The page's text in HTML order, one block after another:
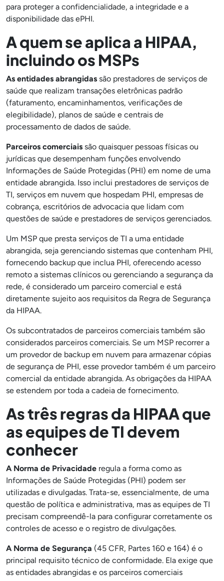
para proteger a confidencialidade, a integridade e a
disponibilidade das ePHI.
A quem se aplica a HIPAA,
incluindo os MSPs
As entidades abrangidas são prestadores de serviços de
saúde que realizam transações eletrônicas padrão
(faturamento, encaminhamentos, verificações de
elegibilidade), planos de saúde e centrais de
processamento de dados de saúde.
Parceiros comerciais são quaisquer pessoas físicas ou
jurídicas que desempenham funções envolvendo
Informações de Saúde Protegidas (PHI) em nome de uma
entidade abrangida. Isso inclui prestadores de serviços de
TI, serviços em nuvem que hospedam PHI, empresas de
cobrança, escritórios de advocacia que lidam com
questões de saúde e prestadores de serviços gerenciados.
Um MSP que presta serviços de TI a uma entidade
abrangida, seja gerenciando sistemas que contenham PHI,
fornecendo backup que inclua PHI, oferecendo acesso
remoto a sistemas clínicos ou gerenciando a segurança da
rede, é considerado um parceiro comercial e está
diretamente sujeito aos requisitos da Regra de Segurança
da HIPAA.
Os subcontratados de parceiros comerciais também são
considerados parceiros comerciais. Se um MSP recorrer a
um provedor de backup em nuvem para armazenar cópias
de segurança de PHI, esse provedor também é um parceiro
comercial da entidade abrangida. As obrigações da HIPAA
se estendem por toda a cadeia de fornecimento.
As três regras da HIPAA que
as equipes de TI devem
conhecer
A Norma de Privacidade regula a forma como as
Informações de Saúde Protegidas (PHI) podem ser
utilizadas e divulgadas. Trata-se, essencialmente, de uma
questão de política e administrativa, mas as equipes de TI
precisam compreendê-la para configurar corretamente os
controles de acesso e o registro de divulgações.
A Norma de Segurança (45 CFR, Partes 160 e 164) é o
principal requisito técnico de conformidade. Ela exige que
as entidades abrangidas e os parceiros comerciais